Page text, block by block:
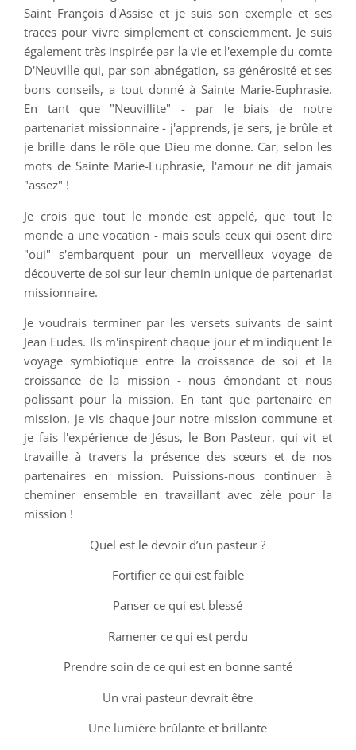
Saint François d'Assise et je suis son exemple et ses
traces pour vivre simplement et consciemment. Je suis
également très inspirée par la vie et l'exemple du comte
D'Neuville qui, par son abnégation, sa générosité et ses
bons conseils, a tout donné à Sainte Marie-Euphrasie.
En tant que "Neuvillite" - par le biais de notre
partenariat missionnaire - j'apprends, je sers, je brûle et
je brille dans le rôle que Dieu me donne. Car, selon les
mots de Sainte Marie-Euphrasie, l'amour ne dit jamais
"assez" !
Je crois que tout le monde est appelé, que tout le
monde a une vocation - mais seuls ceux qui osent dire
"oui" s'embarquent pour un merveilleux voyage de
découverte de soi sur leur chemin unique de partenariat
missionnaire.
Je voudrais terminer par les versets suivants de saint
Jean Eudes. Ils m'inspirent chaque jour et m'indiquent le
voyage symbiotique entre la croissance de soi et la
croissance de la mission - nous émondant et nous
polissant pour la mission. En tant que partenaire en
mission, je vis chaque jour notre mission commune et
je fais l'expérience de Jésus, le Bon Pasteur, qui vit et
travaille à travers la présence des sœurs et de nos
partenaires en mission. Puissions-nous continuer à
cheminer ensemble en travaillant avec zèle pour la
mission !
Quel est le devoir d’un pasteur ?
Fortifier ce qui est faible
Panser ce qui est blessé
Ramener ce qui est perdu
Prendre soin de ce qui est en bonne santé
Un vrai pasteur devrait être
Une lumière brûlante et brillante